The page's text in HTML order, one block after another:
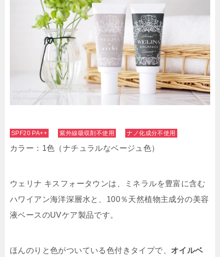
SPF20 PA++ 紫外線吸収剤不使用 ナノ化成分不使用
カラー：1色（ナチュラルなベージュ色）
ウェリナ キスフォータウンは、ミネラルを豊富に含む
ハワイアン海洋深層水と、100％天然植物主成分の美容
液ベースのUVケア製品です。
ほんのりと色がついている色付きタイプで、 オイルベ